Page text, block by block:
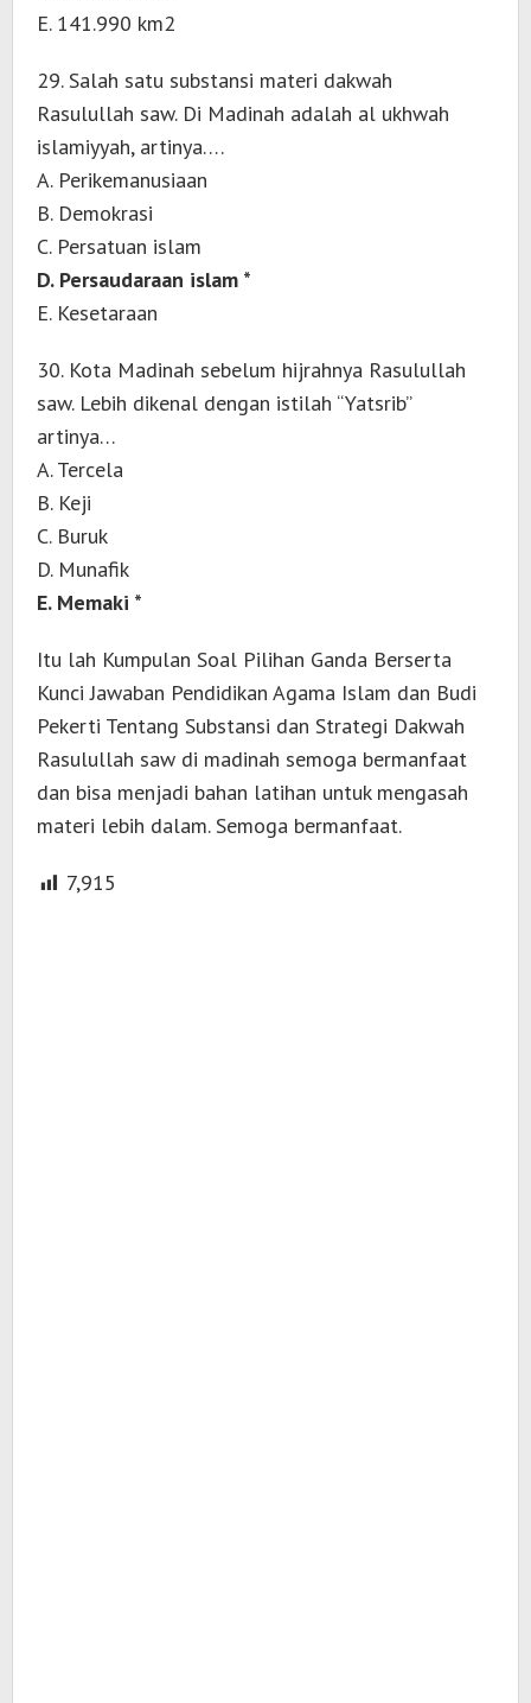
E. 141.990 km2
29. Salah satu substansi materi dakwah
Rasulullah saw. Di Madinah adalah al ukhwah
islamiyyah, artinya….
A. Perikemanusiaan
B. Demokrasi
C. Persatuan islam
D. Persaudaraan islam *
E. Kesetaraan
30. Kota Madinah sebelum hijrahnya Rasulullah
saw. Lebih dikenal dengan istilah “Yatsrib”
artinya…
A. Tercela
B. Keji
C. Buruk
D. Munafik
E. Memaki *
Itu lah Kumpulan Soal Pilihan Ganda Berserta
Kunci Jawaban Pendidikan Agama Islam dan Budi
Pekerti Tentang Substansi dan Strategi Dakwah
Rasulullah saw di madinah semoga bermanfaat
dan bisa menjadi bahan latihan untuk mengasah
materi lebih dalam. Semoga bermanfaat.
7,915